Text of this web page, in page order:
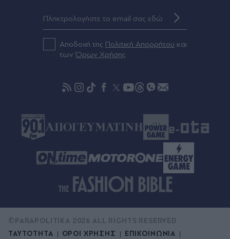
Αποδοχή της Πολιτική Απορρήτου και
τωνΌρων Χρήσης
ΤΑΥΤΟΤΗΤΑ ΟΡΟΙ ΧΡΗΣΗΣ ΕΠΙΚΟΙΝΩΝΙΑ
©PARAPOLITIKA 2026 ALL RIGHTS RESERVED